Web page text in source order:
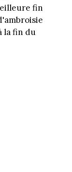
fin
la fin du